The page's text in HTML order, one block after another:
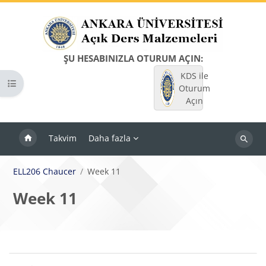
ŞU HESABINIZLA OTURUM AÇIN:
KDS ile
Oturum
Açın
Takvim Daha fazla
Dersleri
Kurs dizinini aç
ELL206 Chaucer Week 11
Week 11
Bloklar
Bölüm anahatları